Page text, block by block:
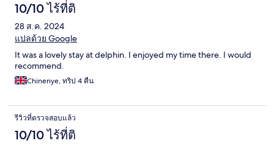
10/10 ไร้ที่ติ
28 ส.ค. 2024
แปลด้วย Google
It was a lovely stay at delphin. I enjoyed my time there. I would
recommend.
Chinenye, ทริป 4 คืน
รีวิวที่ตรวจสอบแล้ว
10/10 ไร้ที่ติ